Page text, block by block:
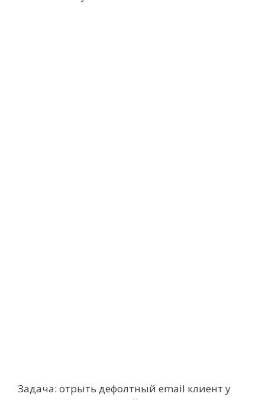
Задача: отрыть дефолтный email клиент у